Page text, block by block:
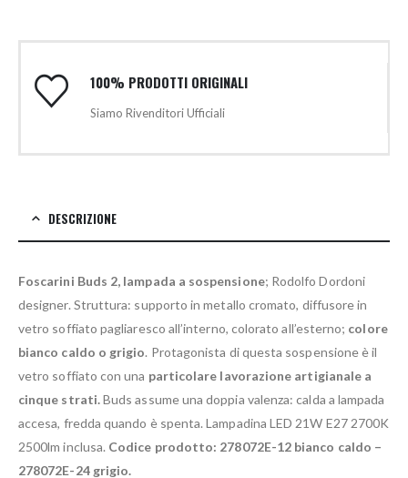
100% PRODOTTI ORIGINALI
Siamo Rivenditori Ufficiali
DESCRIZIONE
Foscarini Buds 2, lampada a sospensione; Rodolfo Dordoni
designer. Struttura: supporto in metallo cromato, diffusore in
vetro soffiato pagliaresco all’interno, colorato all’esterno; colore
bianco caldo o grigio. Protagonista di questa sospensione è il
vetro soffiato con una particolare lavorazione artigianale a
cinque strati.Buds assume una doppia valenza: calda a lampada
accesa, fredda quando è spenta. Lampadina LED 21W E27 2700K
2500lm inclusa. Codice prodotto: 278072E-12 bianco caldo –
278072E-24 grigio.